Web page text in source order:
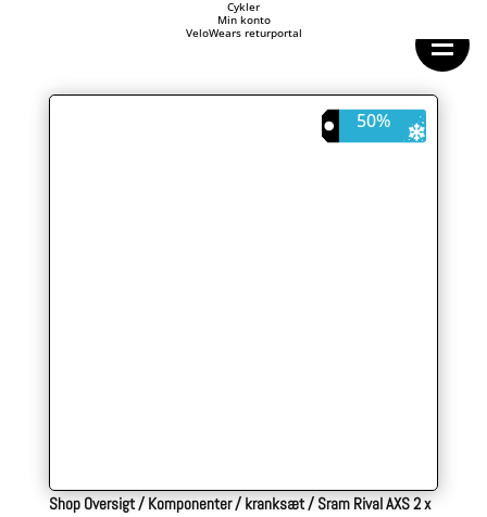
Geargrupper
Cykler
Min konto
VeloWears returportal
50%
Shop Oversigt/Komponenter/kranksæt/Sram Rival AXS 2 x